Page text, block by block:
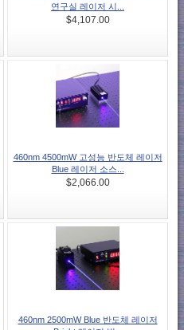
연구실 레이저 시...
$4,107.00
460nm 4500mW 고성능 반도체 레이저
Blue 레이저 소스...
$2,066.00
460nm 2500mW Blue 반도체 레이저